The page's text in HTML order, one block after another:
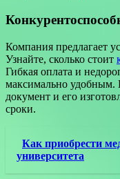
Компания предлагает
Узнайте, сколько стоит
Гибкая оплата и
максимально удобным.
документ и его
сроки.
Как приобрести
университета